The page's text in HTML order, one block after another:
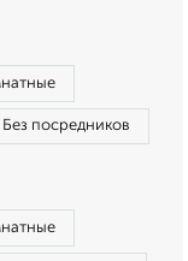
Без посредников